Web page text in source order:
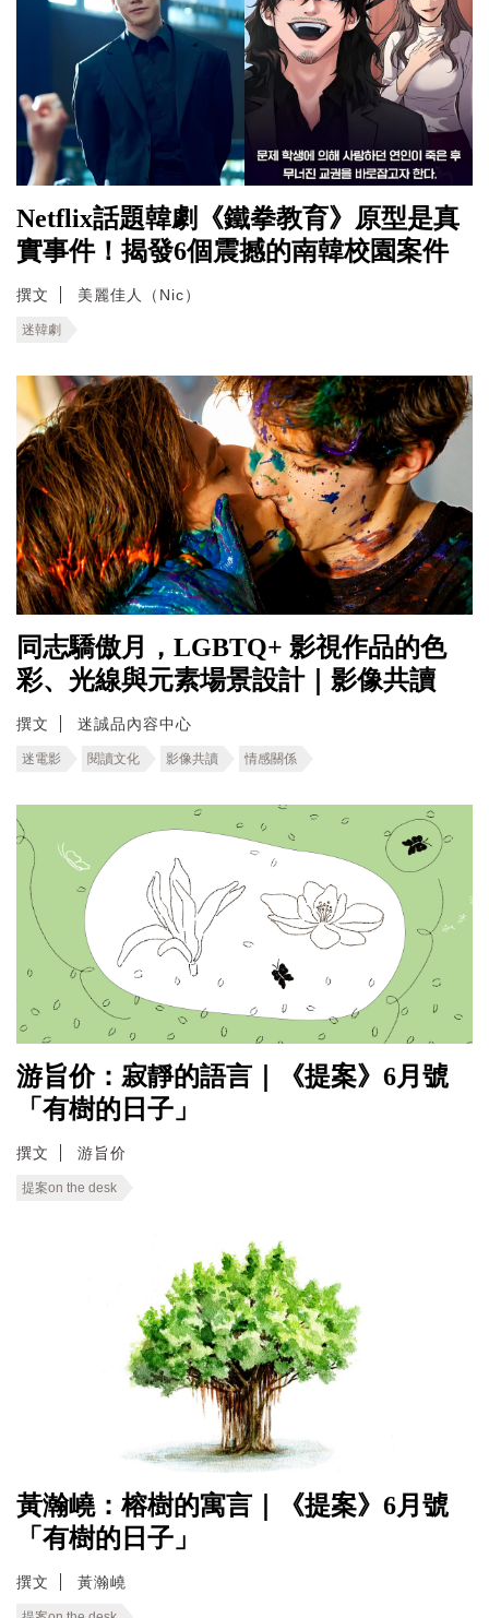
Netflix話題韓劇《鐵拳教育》原型是真
實事件！揭發6個震撼的南韓校園案件
撰文 美麗佳人（Nic）
迷韓劇
同志驕傲月，LGBTQ+ 影視作品的色
彩、光線與元素場景設計｜影像共讀
撰文 迷誠品內容中心
迷電影 閱讀文化 影像共讀 情感關係
游旨价：寂靜的語言｜《提案》6月號
「有樹的日子」
撰文 游旨价
提案on the desk
黃瀚嶢：榕樹的寓言｜《提案》6月號
「有樹的日子」
撰文 黃瀚嶢